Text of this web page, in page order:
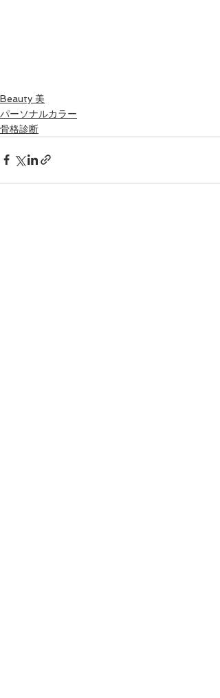
Beauty 美
パーソナルカラー
骨格診断